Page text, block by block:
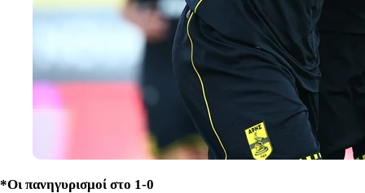
*Οι πανηγυρισμοί στο 1-0